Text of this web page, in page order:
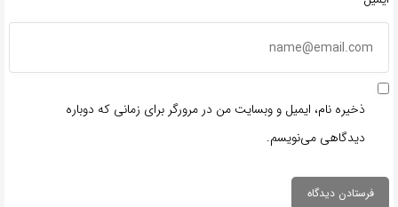
ذخیره نام، ایمیل و وبسایت من در مرورگر برای زمانی که دوباره
دیدگاهی می‌نویسم.